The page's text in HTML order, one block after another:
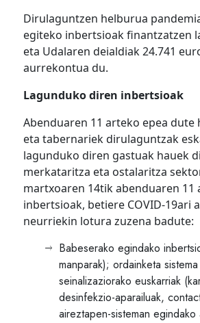
Dirulaguntzen helburua
egiteko inbertsioak finantzatzen
eta Udalaren deialdiak 24.741
aurrekontua du.
Lagunduko diren inbertsioak
Abenduaren 11 arteko epea
eta tabernariek dirulaguntzak
lagunduko diren gastuak hauek
merkataritza eta ostalaritza
martxoaren 14tik abenduaren 11
inbertsioak, betiere COVID-19ari
neurriekin lotura zuzena badute:
Babeserako egindako
manparak); ordainketa
seinalizaziorako euskarriak
desinfekzio-aparailuak,
aireztapen-sisteman